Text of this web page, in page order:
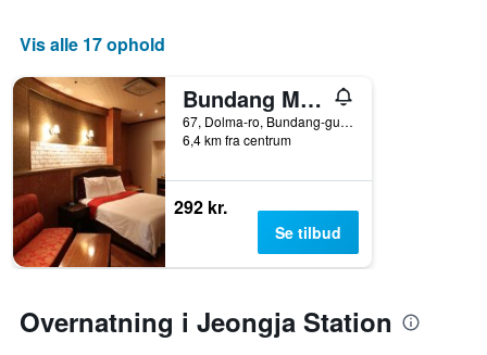
Vis alle 17 ophold
Bundang Migeum Js King
67, Dolma-ro, Bundang-gu, Seongnam, Sydkorea
6,4 km fra centrum
292 kr.
Se tilbud
Overnatning i Jeongja Station